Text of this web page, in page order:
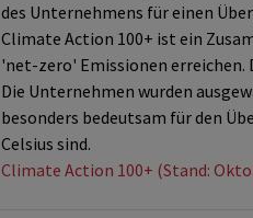
des Unternehmens für einen
Climate Action 100+ ist ein
'net-zero' Emissionen erreichen.
Die Unternehmen wurden
besonders bedeutsam für den
Celsius sind.
Climate Action 100+ (Stand: